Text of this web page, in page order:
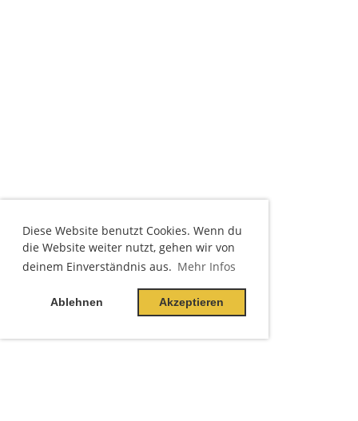
Diese Website benutzt Cookies. Wenn du
die Website weiter nutzt, gehen wir von
deinem Einverständnis aus. Mehr Infos
Ablehnen Akzeptieren